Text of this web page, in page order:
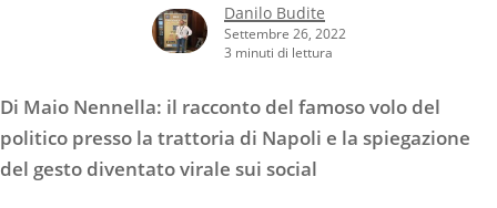
Danilo Budite
Settembre 26, 2022
3 minuti di lettura
Di Maio Nennella: il racconto del famoso volo del
politico presso la trattoria di Napoli e la spiegazione
del gesto diventato virale sui social